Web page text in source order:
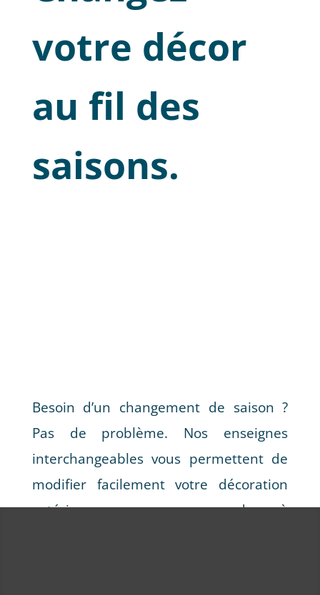
votre décor
au fil des
saisons.
Besoin d’un changement de saison ?
Pas de problème. Nos enseignes
interchangeables vous permettent de
modifier facilement votre décoration
extérieure pour correspondre à